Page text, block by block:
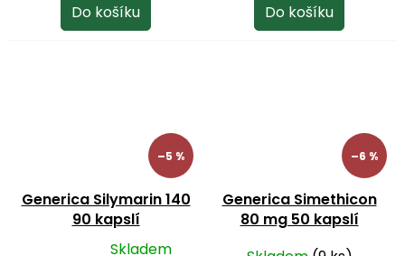
Do košíku
Do košíku
–5 %
Generica Silymarin 140
90 kapslí
Skladem
–6 %
Generica Simethicon
80 mg 50 kapslí